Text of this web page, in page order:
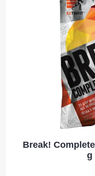
Break!
g